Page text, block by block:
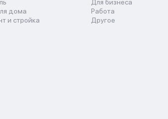
дома
и стройка
Для бизнеса
Работа
Другое